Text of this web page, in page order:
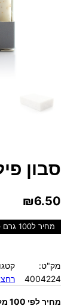
סבון
₪6.50
מחיר ל100 גרם – 5.20 ש"ח
מק"ט:
4004224
מחיר לפי 100 מל